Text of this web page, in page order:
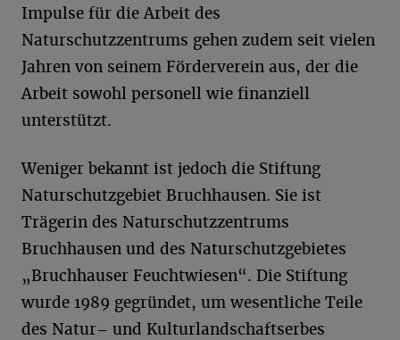
Impulse für die Arbeit des
Naturschutzzentrums gehen zudem seit vielen
Jahren von seinem Förderverein aus, der die
Arbeit sowohl personell wie finanziell
unterstützt.
Weniger bekannt ist jedoch die Stiftung
Naturschutzgebiet Bruchhausen. Sie ist
Trägerin des Naturschutzzentrums
Bruchhausen und des Naturschutzgebietes
„Bruchhauser Feuchtwiesen“. Die Stiftung
wurde 1989 gegründet, um wesentliche Teile
des Natur– und Kulturlandschaftserbes